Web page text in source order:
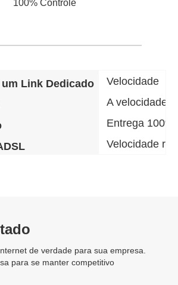
100% Controle
Link Dedicado
Velocidade
A velocidade
Entrega
Velocidade
de verdade para sua empresa.
para se manter competitivo